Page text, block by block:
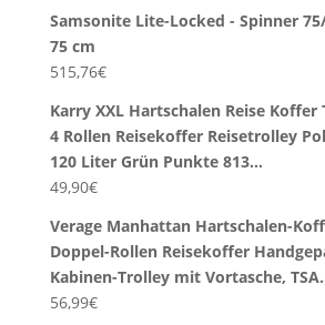
Samsonite Lite-Locked - Spinner
75 cm
515,76€
Karry XXL Hartschalen Reise Koffer
4 Rollen Reisekoffer Reisetrolley
120 Liter Grün Punkte 813…
49,90€
Verage Manhattan Hartschalen-
Doppel-Rollen Reisekoffer
Kabinen-Trolley mit Vortasche,
56,99€